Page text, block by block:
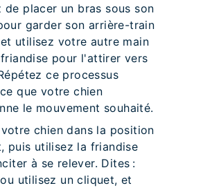
de placer un bras sous son
garder son arrière-train
utilisez votre autre main
pour l'attirer vers
ce processus
que votre chien
le mouvement souhaité.
chien dans la position
puis utilisez la friandise
à se relever. Dites :
ou utilisez un cliquet, et